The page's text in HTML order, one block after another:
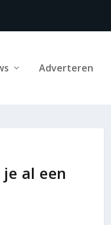
Adverteren
al een